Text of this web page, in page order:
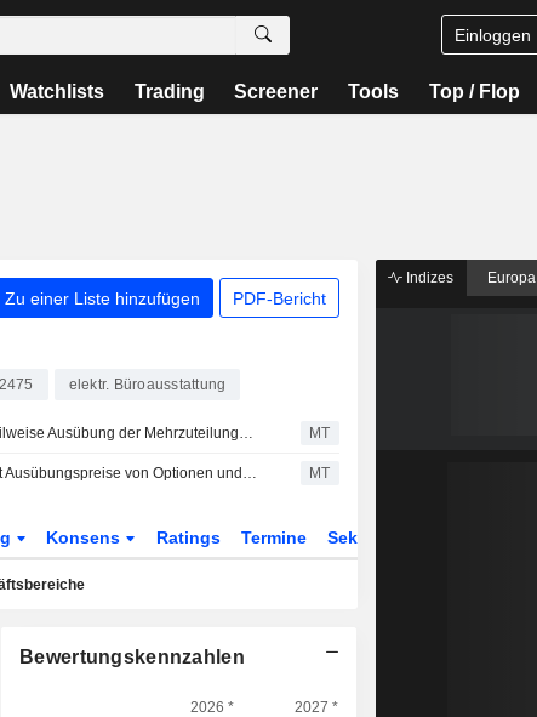
Einloggen
Watchlists Trading Screener Tools Top / Flop
Zu einer Liste hinzufügen PDF-Bericht
elektr. Büroausstattung
Luxshare nimmt durch teilweise Ausübung der Mehrzuteilungsoption beim Hongkong-Börsengang 789 Mio. HK$ ein MT
Luxshare Precision senkt Ausübungspreise von Optionen und stellt auf chinesische Rechnungslegungsstandards um MT
Konsens Ratings Termine Sektor
Bewertungskennzahlen
2026 * 2027 *
Indizes Europa